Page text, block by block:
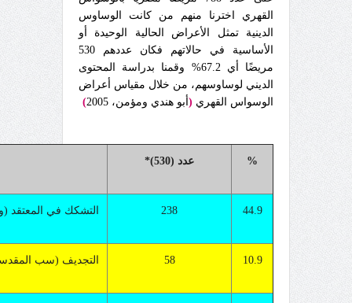
القهري اخترنا منهم من كانت الوساوس
الدينية تمثل الأعراض الحالية الوحيدة أو
الأساسية في حالاتهم فكان عددهم 530
مريضًا أي 67.2% وقمنا بدراسة المحتوى
الديني لوساوسهم، من خلال مقياس أعراض
الوسواس القهري ( أبو هندي ومؤمن، 2005 )
% عدد (530)*
44.9
238 التشكك في المعتقد
10.9
58 التجديف (سب